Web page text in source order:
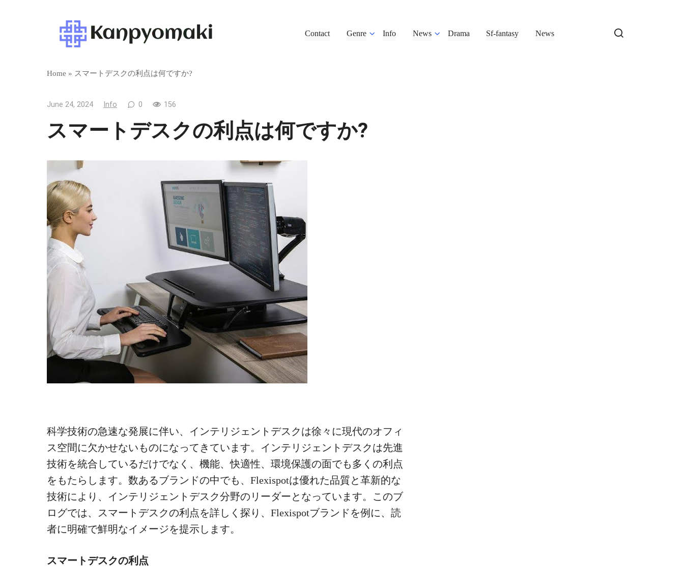
Contact Genre Info News Drama Sf-fantasy News
Home » スマートデスクの利点は何ですか?
June 24, 2024 Info 0 156
スマートデスクの利点は何ですか?
科学技術の急速な発展に伴い、インテリジェントデスクは徐々に現代のオフィ
ス空間に欠かせないものになってきています。インテリジェントデスクは先進
技術を統合しているだけでなく、機能、快適性、環境保護の面でも多くの利点
をもたらします。数あるブランドの中でも、Flexispotは優れた品質と革新的な
技術により、インテリジェントデスク分野のリーダーとなっています。このブ
ログでは、スマートデスクの利点を詳しく探り、Flexispotブランドを例に、読
者に明確で鮮明なイメージを提示します。
スマートデスクの利点